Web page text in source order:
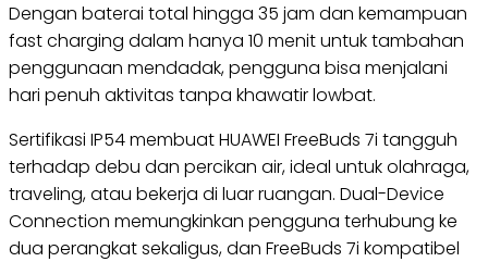
Dengan baterai total hingga 35 jam dan kemampuan
fast charging dalam hanya 10 menit untuk tambahan
penggunaan mendadak, pengguna bisa menjalani
hari penuh aktivitas tanpa khawatir lowbat.
Sertifikasi IP54 membuat HUAWEI FreeBuds 7i tangguh
terhadap debu dan percikan air, ideal untuk olahraga,
traveling, atau bekerja di luar ruangan. Dual-Device
Connection memungkinkan pengguna terhubung ke
dua perangkat sekaligus, dan FreeBuds 7i kompatibel